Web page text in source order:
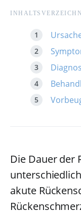
Die Dauer der
akute